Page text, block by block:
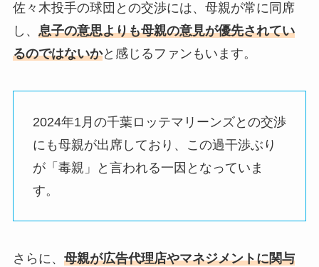
佐々木投手の球団との交渉には、母親が常に同席
し、 息子の意思よりも母親の意見が優先されてい
るのではないかと感じるファンもいます。
2024年1月の千葉ロッテマリーンズとの交渉
にも母親が出席しており、この過干渉ぶり
が「毒親」と言われる一因となっていま
す。
さらに、 母親が広告代理店やマネジメントに関与